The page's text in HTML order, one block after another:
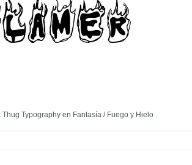
Thug Typographyen Fantasía/ Fuego y Hielo